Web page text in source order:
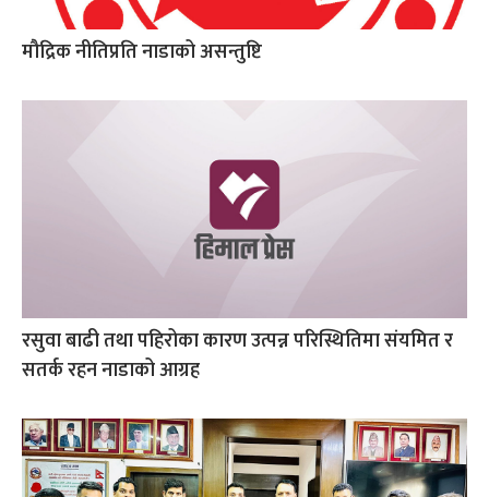
मौद्रिक नीतिप्रति नाडाको असन्तुष्टि
रसुवा बाढी तथा पहिरोका कारण उत्पन्न परिस्थितिमा संयमित र
सतर्क रहन नाडाको आग्रह